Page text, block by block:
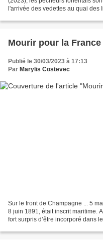
l'arrivée des vedettes au quai des
Mourir pour la France
Publié le 30/03/2023 à 17:13
Par Marylis Costevec
Sur le front de Champagne ... 5
8 juin 1891, était inscrit maritime.
fort surpris d’être incorporé dans